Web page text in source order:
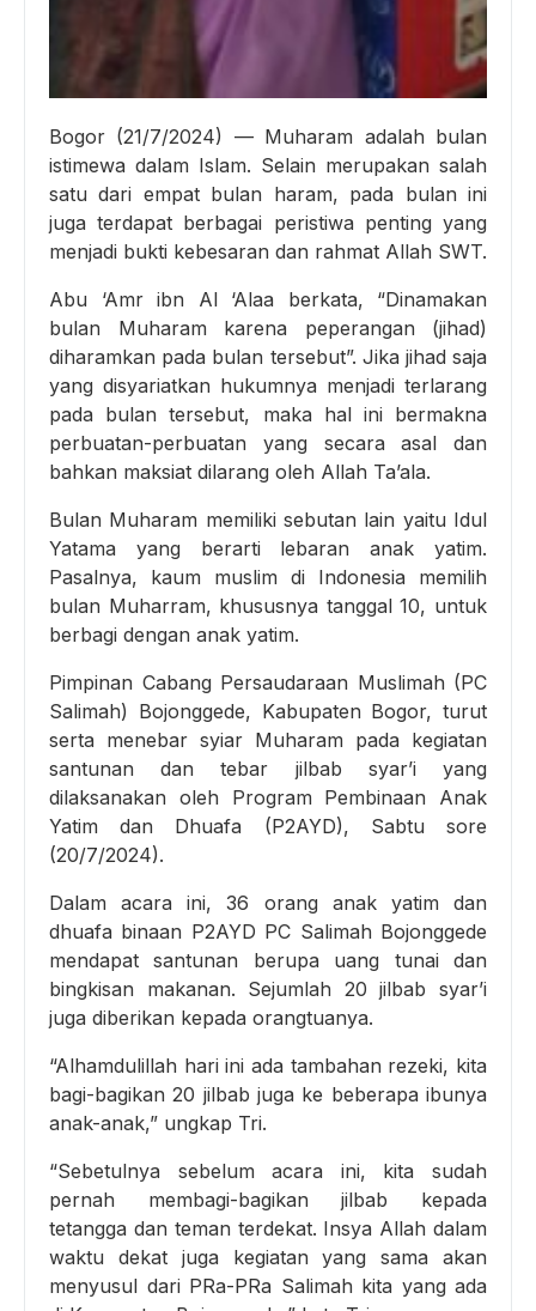
Bogor (21/7/2024) — Muharam adalah bulan
istimewa dalam Islam. Selain merupakan salah
satu dari empat bulan haram, pada bulan ini
juga terdapat berbagai peristiwa penting yang
menjadi bukti kebesaran dan rahmat Allah SWT.
Abu ‘Amr ibn Al ‘Alaa berkata, “Dinamakan
bulan Muharam karena peperangan (jihad)
diharamkan pada bulan tersebut”. Jika jihad saja
yang disyariatkan hukumnya menjadi terlarang
pada bulan tersebut, maka hal ini bermakna
perbuatan-perbuatan yang secara asal dan
bahkan maksiat dilarang oleh Allah Ta’ala.
Bulan Muharam memiliki sebutan lain yaitu Idul
Yatama yang berarti lebaran anak yatim.
Pasalnya, kaum muslim di Indonesia memilih
bulan Muharram, khususnya tanggal 10, untuk
berbagi dengan anak yatim.
Pimpinan Cabang Persaudaraan Muslimah (PC
Salimah) Bojonggede, Kabupaten Bogor, turut
serta menebar syiar Muharam pada kegiatan
santunan dan tebar jilbab syar’i yang
dilaksanakan oleh Program Pembinaan Anak
Yatim dan Dhuafa (P2AYD), Sabtu sore
(20/7/2024).
Dalam acara ini, 36 orang anak yatim dan
dhuafa binaan P2AYD PC Salimah Bojonggede
mendapat santunan berupa uang tunai dan
bingkisan makanan. Sejumlah 20 jilbab syar’i
juga diberikan kepada orangtuanya.
“Alhamdulillah hari ini ada tambahan rezeki, kita
bagi-bagikan 20 jilbab juga ke beberapa ibunya
anak-anak,” ungkap Tri.
“Sebetulnya sebelum acara ini, kita sudah
pernah membagi-bagikan jilbab kepada
tetangga dan teman terdekat. Insya Allah dalam
waktu dekat juga kegiatan yang sama akan
menyusul dari PRa-PRa Salimah kita yang ada